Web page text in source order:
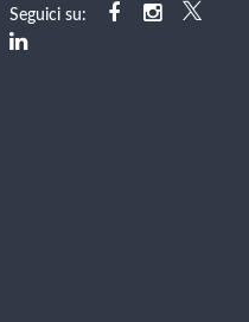
Seguici su: